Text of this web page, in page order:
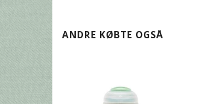
ANDRE KØBTE OGSÅ